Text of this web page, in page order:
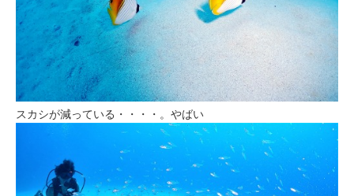
スカシが減っている・・・・。やばい